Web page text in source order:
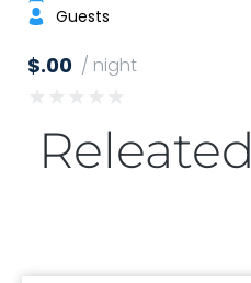
Guests
/ night
$.00
Releated